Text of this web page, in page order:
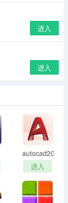
进入
进入
autocad2002
迷你版
进入